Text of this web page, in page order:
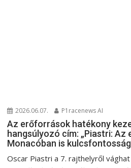
2026.06.07. P1racenews AI
Az erőforrások hatékony
hangsúlyozó cím: „Piastri:
Monacóban is
Oscar Piastri a 7. rajthelyről